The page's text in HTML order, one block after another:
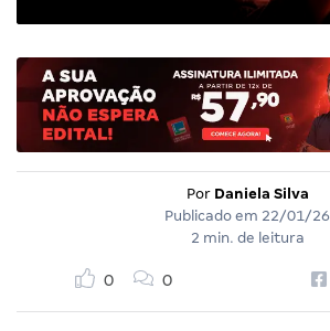
Por Daniela Silva
Publicado em 22/01/26
2 min. de leitura
0 0